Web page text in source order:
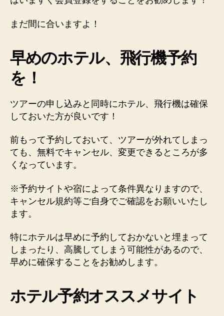
まだ間に合いますよ！
早めのホテル、飛行機予約
を！
ツアーの申し込みと同時にホテル、飛行機は確保
しておいた方が良いです！
前もって予約しておいて、ツアーが外れてしまっ
ても、無料でキャンセル、変更できるところが多
くなっています。
※予約サイトや宿によって条件異なりますので、
キャンセル規約等ご自身でご確認をお願いいたし
ます。
特にホテルは早めに予約 しておかないと埋まって
しまったり、高騰してしまう可能性があるので、
早めに確保することをお勧めします。
ホテル予約オススメサイト